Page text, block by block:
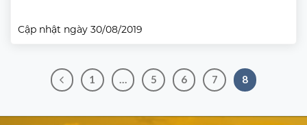
Cập nhật ngày 30/08/2019
1 … 5 6 7 8